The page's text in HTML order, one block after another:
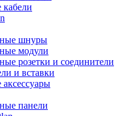
кабели
шнуры
модули
розетки и соединители
и вставки
панели